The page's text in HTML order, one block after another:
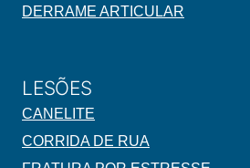
DERRAME ARTICULAR
LESÕES
CANELITE
CORRIDA DE RUA